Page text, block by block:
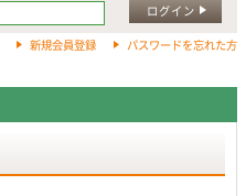
ログイン
新規会員登録 パスワードを忘れた方